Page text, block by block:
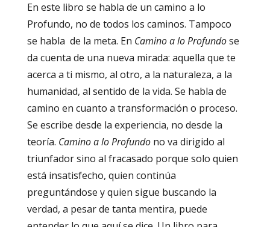
En este libro se habla de un camino a lo
Profundo, no de todos los caminos. Tampoco
se habla de la meta. En Camino a lo Profundose
da cuenta de una nueva mirada: aquella que te
acerca a ti mismo, al otro, a la naturaleza, a la
humanidad, al sentido de la vida. Se habla de
camino en cuanto a transformación o proceso.
Se escribe desde la experiencia, no desde la
teoría. Camino a lo Profundono va dirigido al
triunfador sino al fracasado porque solo quien
está insatisfecho, quien continúa
preguntándose y quien sigue buscando la
verdad, a pesar de tanta mentira, puede